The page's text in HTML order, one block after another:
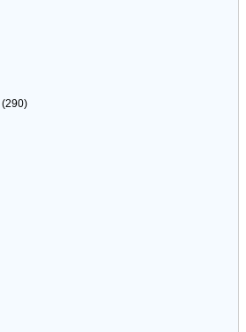
(290)